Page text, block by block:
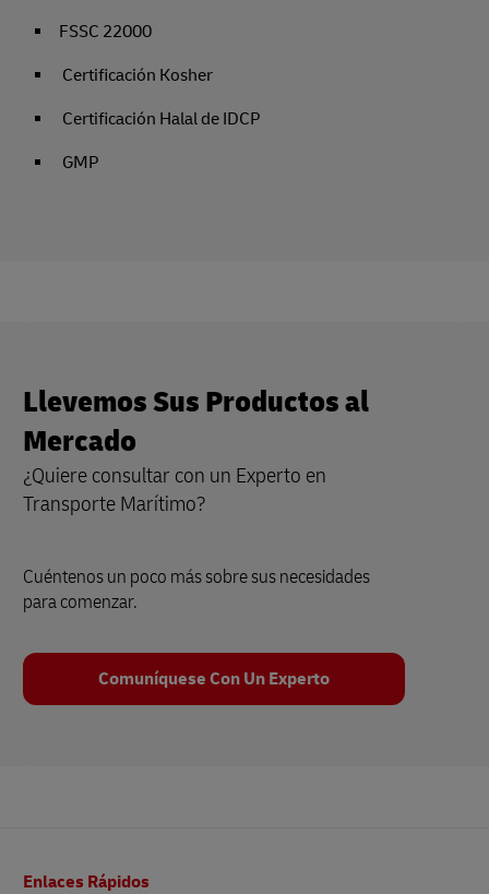
FSSC 22000
Certificación Kosher
Certificación Halal de IDCP
GMP
Llevemos Sus Productos al
Mercado
¿Quiere consultar con un Experto en
Transporte Marítimo?
Cuéntenos un poco más sobre sus necesidades
para comenzar.
Comuníquese Con Un Experto
de
Enlaces Rápidos